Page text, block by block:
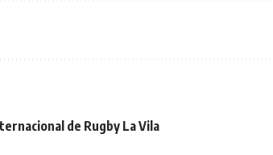
de Rugby La Vila